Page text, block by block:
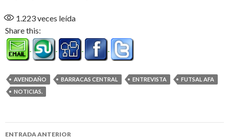
1.223veces leída
Share this:
AVENDAÑO BARRACAS CENTRAL ENTREVISTA
FUTSAL AFA
NOTICIAS.
Navegación
ENTRADA ANTERIOR